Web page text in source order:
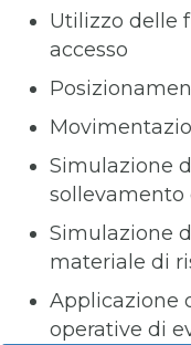
Utilizzo delle
accesso
Simulazione
sollevamento
Simulazione
materiale di
Applicazione
operative di